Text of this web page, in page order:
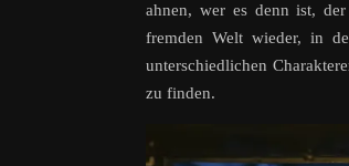
ahnen, wer es denn ist,
fremden Welt wieder, in
unterschiedlichen
zu finden.